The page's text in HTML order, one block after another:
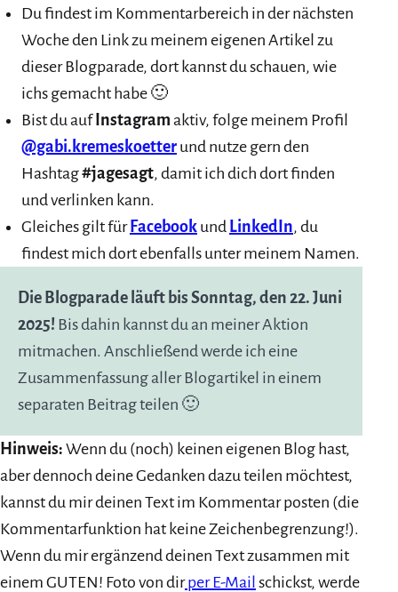
Du findest im Kommentarbereich in der nächsten
Woche den Link zu meinem eigenen Artikel zu
dieser Blogparade, dort kannst du schauen, wie
ichs gemacht habe 🙂
Bist du aufInstagram aktiv, folge meinem Profil
@gabi.kremeskoetter und nutze gern den
Hashtag#jagesagt, damit ich dich dort finden
und verlinken kann.
Gleiches gilt fürFacebook und LinkedIn, du
findest mich dort ebenfalls unter meinem Namen.
Die Blogparade läuft bis Sonntag, den 22. Juni
2025! Bis dahin kannst du an meiner Aktion
mitmachen. Anschließend werde ich eine
Zusammenfassung aller Blogartikel in einem
separaten Beitrag teilen 🙂
Hinweis: Wenn du (noch) keinen eigenen Blog hast,
aber dennoch deine Gedanken dazu teilen möchtest,
kannst du mir deinen Text im Kommentar posten (die
Kommentarfunktion hat keine Zeichenbegrenzung!).
Wenn du mir ergänzend deinen Text zusammen mit
einem GUTEN! Foto von dirper E-Mail schickst, werde